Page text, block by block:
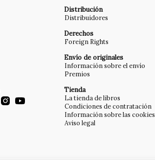
Distribución
Distribuidores
Derechos
Foreign Rights
Envío de originales
Información sobre el envío
Premios
Tienda
La tienda de libros
Condiciones de contratación
Información sobre las cookies
Aviso legal